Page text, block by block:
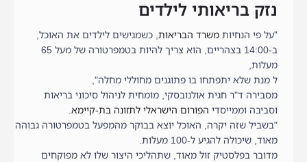
נזק בריאותי לילדים
"על פי הנחיות משרד הבריאות, כשמגישים לילדים את האוכל,
ב-14:00 בצהריים, הוא צריך להיות בטמפרטורה של מעל 65
מעלות,
ל מנת שלא יתפתחו בו פתוגנים מחוללי מחלה",
מסבירה ד"ר חגית אולנובסקי, מומחית לניהול סיכוני בריאות
וסביבה וממייסדי הפורום הישראלי לתזונה בת-קיימא.
"בשביל שזה יקרה, האוכל יוצא בבוקר מהמפעל בטמפרטורה גבוהה
מאוד, שיכולה להגיע ל-100 מעלות.
מדובר בפלסטיק זול מאוד, שתהליכי היצור שלו לא מפוקחים